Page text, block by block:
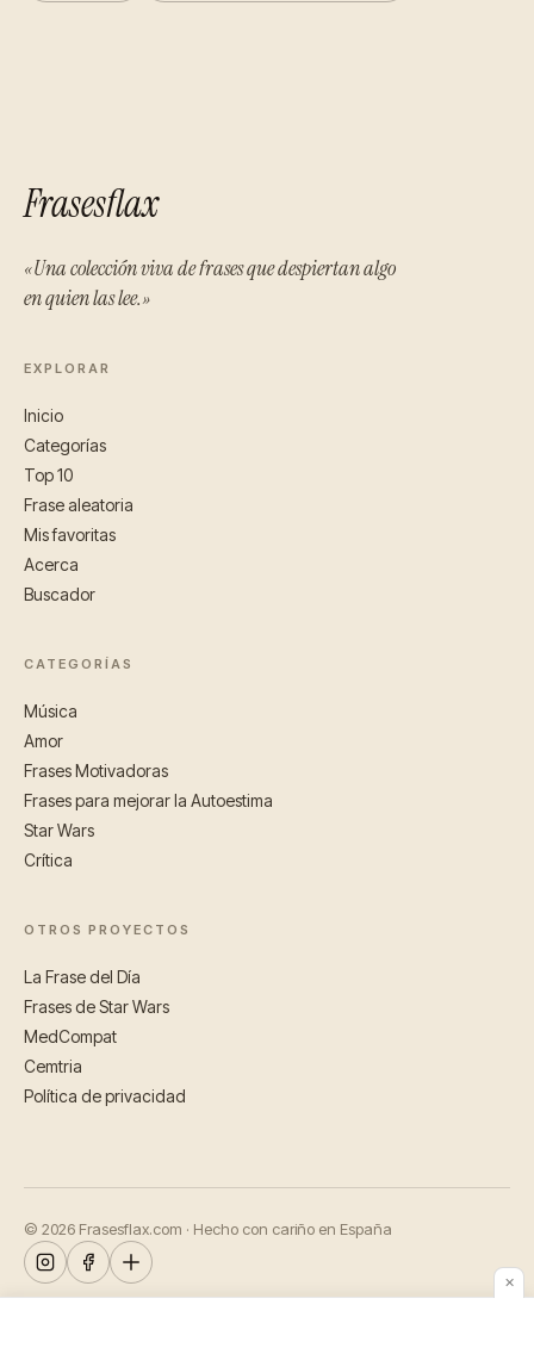
Frasesflax
«Una colección viva de frases que despiertan algo
en quien las lee.»
EXPLORAR
Inicio
Categorías
Top 10
Frase aleatoria
Mis favoritas
Acerca
Buscador
CATEGORÍAS
Música
Amor
Frases Motivadoras
Frases para mejorar la Autoestima
Star Wars
Crítica
OTROS PROYECTOS
La Frase del Día
Frases de Star Wars
MedCompat
Cemtria
Política de privacidad
© 2026 Frasesflax.com · Hecho con cariño en España
✕